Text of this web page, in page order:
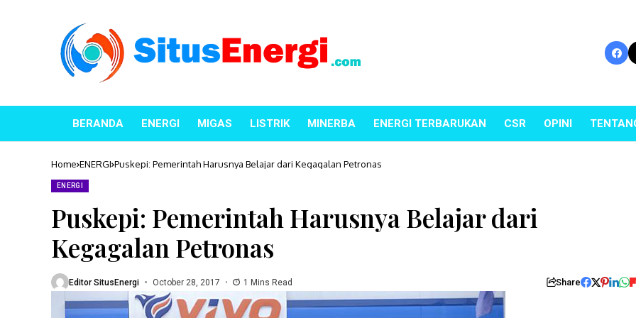
BERANDA ENERGI MIGAS LISTRIK MINERBA ENERGI TERBARUKAN CSR OPINI
Home ENERGI Puskepi: Pemerintah Harusnya Belajar dari Kegagalan Petronas
ENERGI
Puskepi: Pemerintah Harusnya Belajar dari
Kegagalan Petronas
Editor SitusEnergi October 28, 2017 1 Mins Read Share